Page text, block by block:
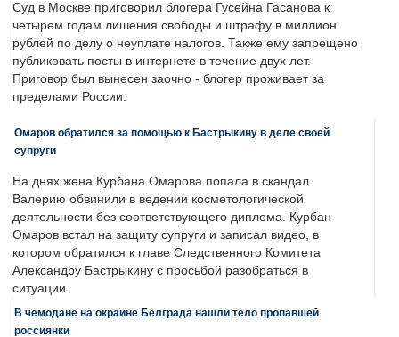
Суд в Москве приговорил блогера Гусейна Гасанова к
четырем годам лишения свободы и штрафу в миллион
рублей по делу о неуплате налогов. Также ему запрещено
публиковать посты в интернете в течение двух лет.
Приговор был вынесен заочно - блогер проживает за
пределами России.
Омаров обратился за помощью к Бастрыкину в деле своей
супруги
На днях жена Курбана Омарова попала в скандал.
Валерию обвинили в ведении косметологической
деятельности без соответствующего диплома. Курбан
Омаров встал на защиту супруги и записал видео, в
котором обратился к главе Следственного Комитета
Александру Бастрыкину с просьбой разобраться в
ситуации.
В чемодане на окраине Белграда нашли тело пропавшей
россиянки